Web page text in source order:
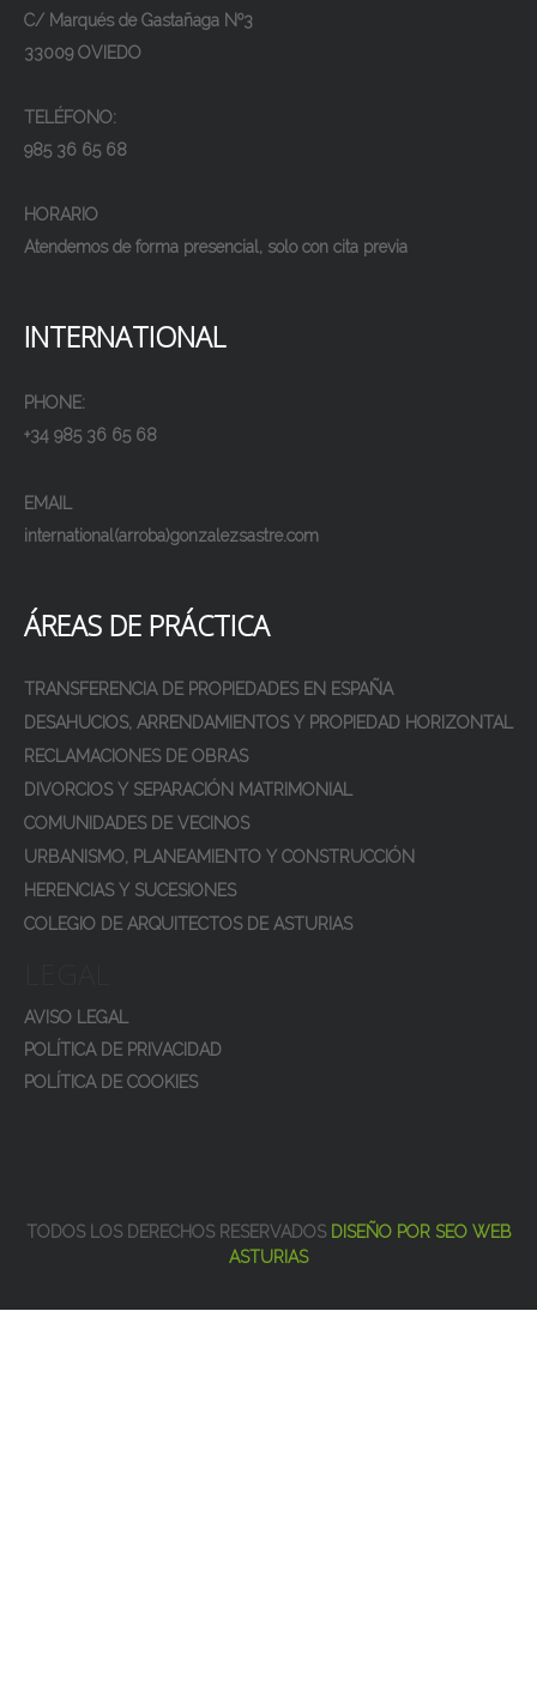
C/ Marqués de Gastañaga Nº3
33009 OVIEDO
TELÉFONO:
985 36 65 68
HORARIO
Atendemos de forma presencial, solo con cita previa
INTERNATIONAL
PHONE:
+34 985 36 65 68
EMAIL
international(arroba)gonzalezsastre.com
ÁREAS DE PRÁCTICA
TRANSFERENCIA DE PROPIEDADES EN ESPAÑA
DESAHUCIOS, ARRENDAMIENTOS Y PROPIEDAD HORIZONTAL
RECLAMACIONES DE OBRAS
DIVORCIOS Y SEPARACIÓN MATRIMONIAL
COMUNIDADES DE VECINOS
URBANISMO, PLANEAMIENTO Y CONSTRUCCIÓN
HERENCIAS Y SUCESIONES
COLEGIO DE ARQUITECTOS DE ASTURIAS
AVISO LEGAL
POLÍTICA DE PRIVACIDAD
POLÍTICA DE COOKIES
TODOS LOS DERECHOS RESERVADOS DISEÑO POR SEO WEB
ASTURIAS